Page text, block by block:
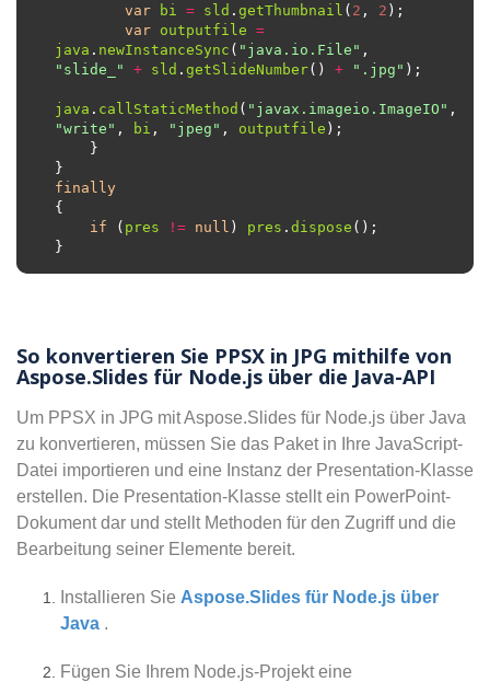
var bi = sld . getThumbnail ( 2 , 2
var outputfile =
java . newInstanceSync ( "java.io.File"
"slide_"
+ sld . getSlideNumber() + ".jpg"
java . callStaticMethod ( "javax.imageio.ImageIO"
"write" , bi , "jpeg" , outputfile
finally
if ( pres != null ) pres . dispose
So konvertieren Sie PPSX in JPG mithilfe von
Aspose.Slides für Node.js über die Java-API
Um PPSX in JPG mit Aspose.Slides für Node.js über Java
zu konvertieren, müssen Sie das Paket in Ihre JavaScript-
Datei importieren und eine Instanz der Presentation-Klasse
erstellen. Die Presentation-Klasse stellt ein PowerPoint-
Dokument dar und stellt Methoden für den Zugriff und die
Bearbeitung seiner Elemente bereit.
Installieren Sie Aspose.Slides für Node.js über
Java .
Fügen Sie Ihrem Node.js-Projekt eine